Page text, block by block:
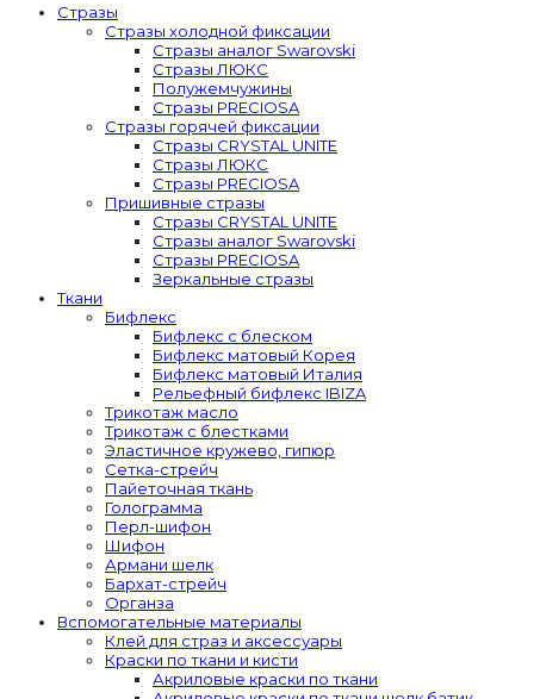
Стразы
Стразы холодной фиксации
Стразы аналог Swarovski
Стразы ЛЮКС
Полужемчужины
Стразы PRECIOSA
Стразы горячей фиксации
Стразы CRYSTAL UNITE
Стразы ЛЮКС
Стразы PRECIOSA
Пришивные стразы
Стразы CRYSTAL UNITE
Стразы аналог Swarovski
Стразы PRECIOSA
Зеркальные стразы
Ткани
Бифлекс
Бифлекс с блеском
Бифлекс матовый Корея
Бифлекс матовый Италия
Рельефный бифлекс IBIZA
Трикотаж масло
Трикотаж с блестками
Эластичное кружево, гипюр
Сетка-стрейч
Пайеточная ткань
Голограмма
Перл-шифон
Шифон
Армани шелк
Бархат-стрейч
Органза
Вспомогательные материалы
Клей для страз и аксессуары
Краски по ткани и кисти
Акриловые краски по ткани